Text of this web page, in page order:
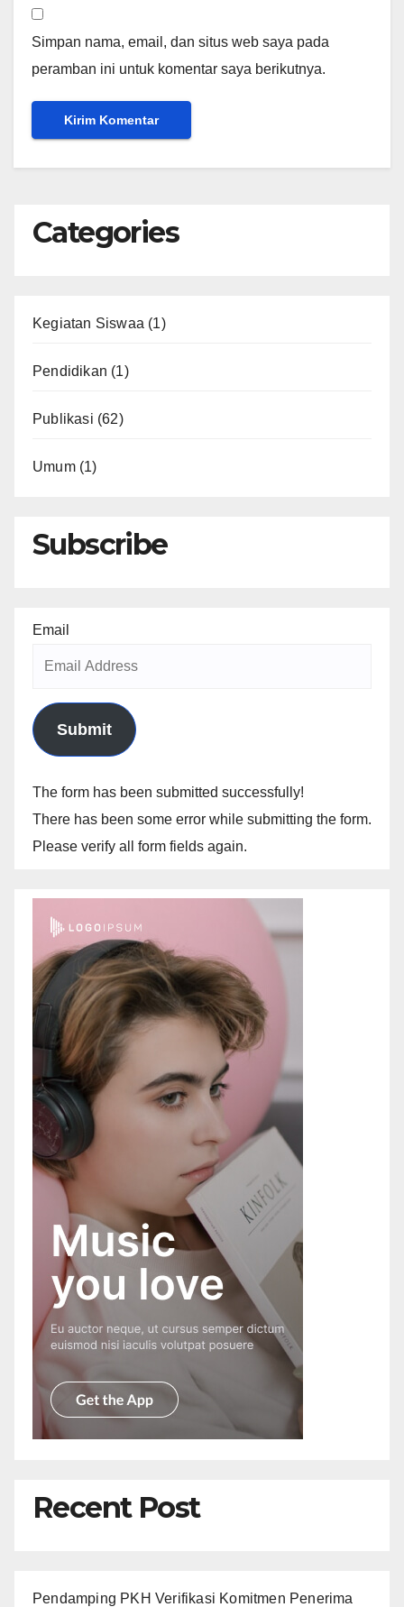
Simpan nama, email, dan situs web saya pada
peramban ini untuk komentar saya berikutnya.
Categories
Kegiatan Siswaa (1)
Pendidikan (1)
Publikasi (62)
Umum(1)
Subscribe
Email
Submit
The form has been submitted successfully!
There has been some error while submitting the form.
Please verify all form fields again.
Recent Post
Pendamping PKH Verifikasi Komitmen Penerima